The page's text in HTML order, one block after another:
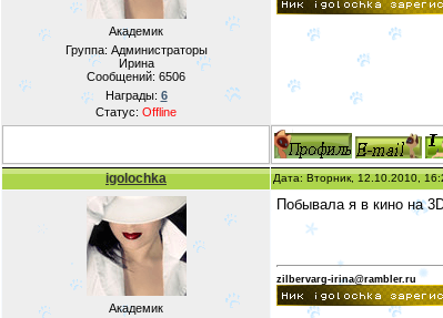
Академик
Группа: Администраторы
Ирина
Сообщений: 6506
Награды: 6
Статус: Offline
igolochka Дата: Вторник, 12.10.2010,
Академик
Побывала я в кино на
zilbervarg-irina@rambler.ru